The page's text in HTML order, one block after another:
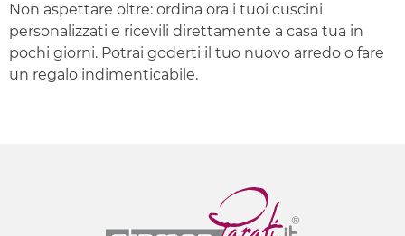
Non aspettare oltre: ordina ora i tuoi cuscini
personalizzati e ricevili direttamente a casa tua in
pochi giorni. Potrai goderti il tuo nuovo arredo o fare
un regalo indimenticabile.